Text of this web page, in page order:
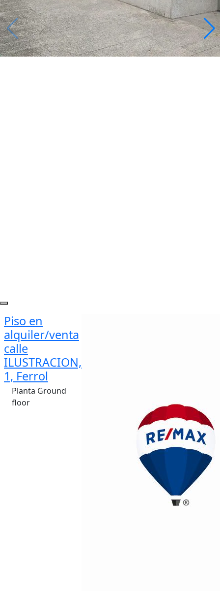
Piso en
alquiler/venta
calle
ILUSTRACION,
1, Ferrol
Planta Ground
floor